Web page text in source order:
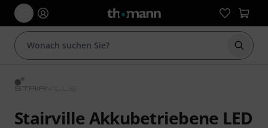
Suche
Stairville Akkubetriebene LED